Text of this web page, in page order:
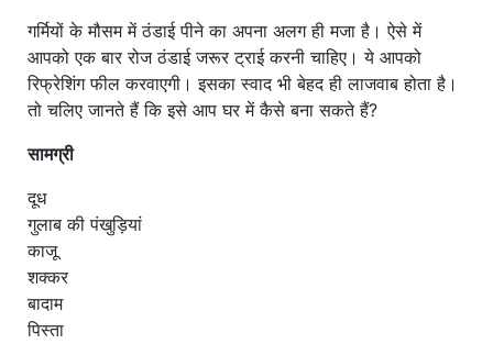
गर्मियों के मौसम में ठंडाई पीने का अपना अलग ही मजा है। ऐसे में
आपको एक बार रोज ठंडाई जरूर ट्राई करनी चाहिए। ये आपको
रिफ्रेशिंग फील करवाएगी। इसका स्वाद भी बेहद ही लाजवाब होता है।
तो चलिए जानते हैं कि इसे आप घर में कैसे बना सकते हैं?
सामग्री
दूध
गुलाब की पंखुड़ियां
काजू
शक्कर
बादाम
पिस्ता